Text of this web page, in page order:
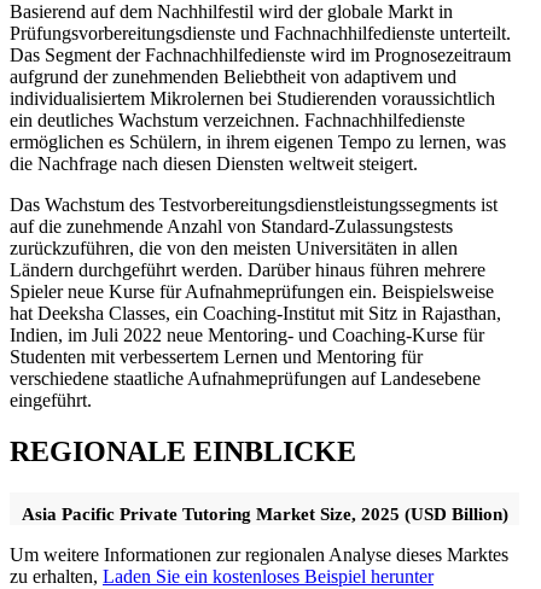
Basierend auf dem Nachhilfestil wird der globale Markt in
Prüfungsvorbereitungsdienste und Fachnachhilfedienste unterteilt.
Das Segment der Fachnachhilfedienste wird im Prognosezeitraum
aufgrund der zunehmenden Beliebtheit von adaptivem und
individualisiertem Mikrolernen bei Studierenden voraussichtlich
ein deutliches Wachstum verzeichnen. Fachnachhilfedienste
ermöglichen es Schülern, in ihrem eigenen Tempo zu lernen, was
die Nachfrage nach diesen Diensten weltweit steigert.
Das Wachstum des Testvorbereitungsdienstleistungssegments ist
auf die zunehmende Anzahl von Standard-Zulassungstests
zurückzuführen, die von den meisten Universitäten in allen
Ländern durchgeführt werden. Darüber hinaus führen mehrere
Spieler neue Kurse für Aufnahmeprüfungen ein. Beispielsweise
hat Deeksha Classes, ein Coaching-Institut mit Sitz in Rajasthan,
Indien, im Juli 2022 neue Mentoring- und Coaching-Kurse für
Studenten mit verbessertem Lernen und Mentoring für
verschiedene staatliche Aufnahmeprüfungen auf Landesebene
eingeführt.
REGIONALE EINBLICKE
Asia Pacific Private Tutoring Market Size, 2025 (USD Billion)
Um weitere Informationen zur regionalen Analyse dieses Marktes
zu erhalten, Laden Sie ein kostenloses Beispiel herunter